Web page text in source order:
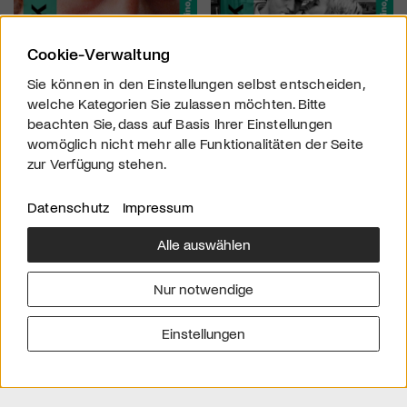
Über uns
Downloads
Werben
Impressum
Cookie-Verwaltung
Sie können in den Einstellungen selbst entscheiden,
welche Kategorien Sie zulassen möchten. Bitte
beachten Sie, dass auf Basis Ihrer Einstellungen
womöglich nicht mehr alle Funktionalitäten der Seite
zur Verfügung stehen.
Datenschutz Impressum
Alle auswählen
Nur notwendige
Einstellungen